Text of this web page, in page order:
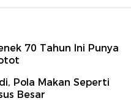
70 Tahun Ini Punya
Pola Makan Seperti
Besar